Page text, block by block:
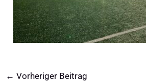
← Vorheriger Beitrag